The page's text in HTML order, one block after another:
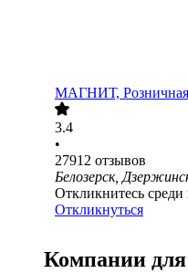
МАГНИТ, Розничная
3.4
•
27912 отзывов
Белозерск,
Откликнитесь
Откликнуться
Компании для